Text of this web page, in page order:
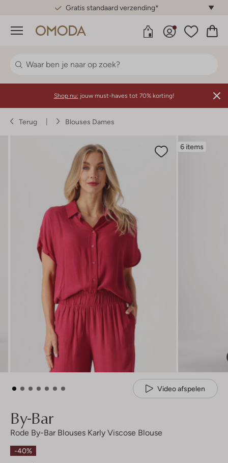
Gratis standaard verzending*
Menu
Shop nu: jouw must-haves tot 70% korting!
Terug Blouses Dames
6 items
Video afspelen
By-Bar
Rode By-Bar Blouses Karly Viscose Blouse
-40%